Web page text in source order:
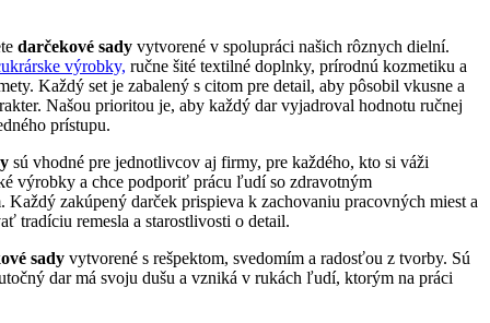
darčekové sady vytvorené v spolupráci našich rôznych dielní.
výrobky, ručne šité textilné doplnky, prírodnú kozmetiku a
Každý set je zabalený s citom pre detail, aby pôsobil vkusne a
Našou prioritou je, aby každý dar vyjadroval hodnotu ručnej
prístupu.
sú vhodné pre jednotlivcov aj firmy, pre každého, kto si váži
výrobky a chce podporiť prácu ľudí so zdravotným
Každý zakúpený darček prispieva k zachovaniu pracovných miest a
tradíciu remesla a starostlivosti o detail.
sady vytvorené s rešpektom, svedomím a radosťou z tvorby. Sú
dar má svoju dušu a vzniká v rukách ľudí, ktorým na práci